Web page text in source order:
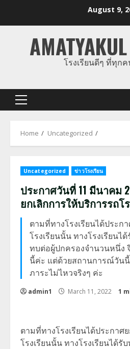
August 9,
โรงเรียนดีๆ ที่ทุกค
Primary
Home Uncategorized
Uncategorized ข่าวโรงเรียน
ประกาศวันที่ 11 มีนาคม
ยกเลิกการให้บริการรถโ
ตามที่ทางโรงเรียนได้ประก
โรงเรียนนั้น ทางโรงเรียนไ
ทบต่อผู้ปกครองจำนวนหนึ่ง
นี้ค่ะ แต่ด้วยสถานการณ์วันนี้
ภาระไม่ไหวจริงๆ ค่ะ
admin1 March 11, 2022 1
ตามที่ทางโรงเรียนได้ประกาศ
โรงเรียนนั้น ทางโรงเรียนได้รั